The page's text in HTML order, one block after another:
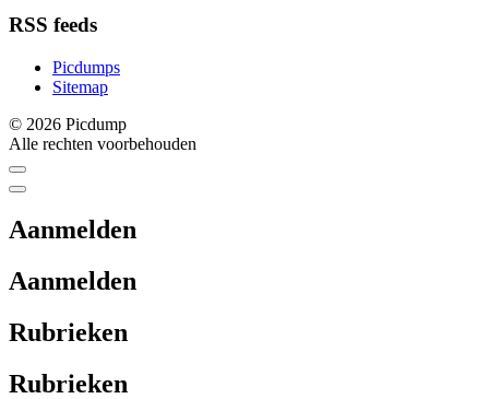
RSS feeds
Picdumps
Sitemap
© 2026 Picdump
Alle rechten voorbehouden
Aanmelden
Aanmelden
Rubrieken
Rubrieken